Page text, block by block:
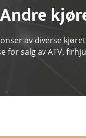
Andre
av diverse
for salg av ATV,